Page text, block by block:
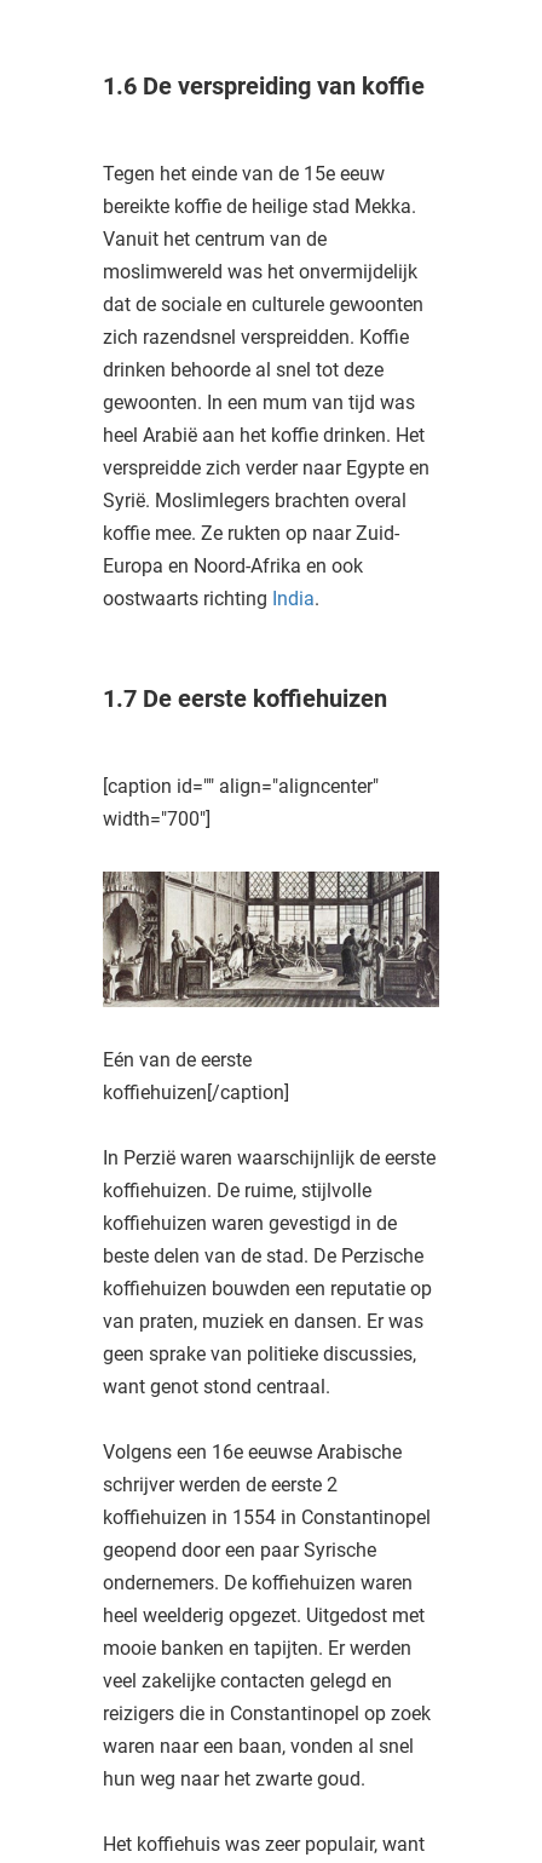
1.6 De verspreiding van koffie
Tegen het einde van de 15e eeuw
bereikte koffie de heilige stad Mekka.
Vanuit het centrum van de
moslimwereld was het onvermijdelijk
dat de sociale en culturele gewoonten
zich razendsnel verspreidden. Koffie
drinken behoorde al snel tot deze
gewoonten. In een mum van tijd was
heel Arabië aan het koffie drinken. Het
verspreidde zich verder naar Egypte en
Syrië. Moslimlegers brachten overal
koffie mee. Ze rukten op naar Zuid-
Europa en Noord-Afrika en ook
oostwaarts richting India.
1.7 De eerste koffiehuizen
[caption id="" align="aligncenter"
width="700"]
Eén van de eerste
koffiehuizen[/caption]
In Perzië waren waarschijnlijk de eerste
koffiehuizen. De ruime, stijlvolle
koffiehuizen waren gevestigd in de
beste delen van de stad. De Perzische
koffiehuizen bouwden een reputatie op
van praten, muziek en dansen. Er was
geen sprake van politieke discussies,
want genot stond centraal.
Volgens een 16e eeuwse Arabische
schrijver werden de eerste 2
koffiehuizen in 1554 in Constantinopel
geopend door een paar Syrische
ondernemers. De koffiehuizen waren
heel weelderig opgezet. Uitgedost met
mooie banken en tapijten. Er werden
veel zakelijke contacten gelegd en
reizigers die in Constantinopel op zoek
waren naar een baan, vonden al snel
hun weg naar het zwarte goud.
Het koffiehuis was zeer populair, want